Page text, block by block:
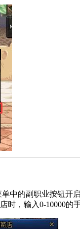
单中的副职业按钮开
时，输入0-10000的